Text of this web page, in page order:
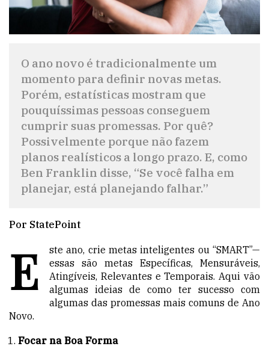
O ano novo é tradicionalmente um
momento para definir novas metas.
Porém, estatísticas mostram que
pouquíssimas pessoas conseguem
cumprir suas promessas. Por quê?
Possivelmente porque não fazem
planos realísticos a longo prazo. E, como
Ben Franklin disse, “Se você falha em
planejar, está planejando falhar.”
Por StatePoint
E
ste ano, crie metas inteligentes ou “SMART”—
essas são metas Específicas, Mensuráveis,
Atingíveis, Relevantes e Temporais. Aqui vão
algumas ideias de como ter sucesso com
algumas das promessas mais comuns de Ano
Novo.
Focar na Boa Forma